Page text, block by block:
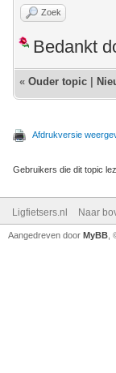
Zoek
Bedankt
« Ouder topic
Afdrukversie
Gebruikers die dit topic
Ligfietsers.nl Naar
Aangedreven door MyBB